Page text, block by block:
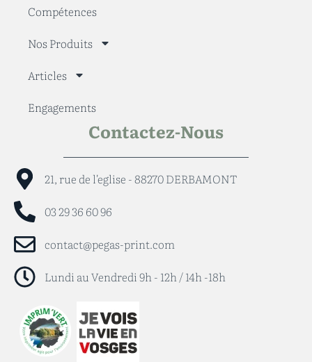
Compétences
Nos Produits
Articles
Engagements
Contactez-Nous
21, rue de l'eglise - 88270 DERBAMONT
03 29 36 60 96
contact@pegas-print.com
Lundi au Vendredi 9h - 12h / 14h -18h